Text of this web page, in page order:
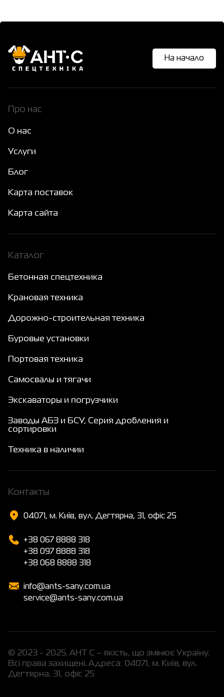
На начало
© 2023 - 2025. АНТ С – якість, що змінює Україну.
Всі права захищені. Адреса: 04071, м. Київ, вул.
Дегтярна, 31, офіс 25
Про нас
О нас
Услуги
Блог
Карта поставок
Карта сайта
Каталог
Бетонная спецтехника
Крановая техника
Дорожно-строительная техника
Буровые установки
Портовая техника
Самосвалы и тягачи
Экскаваторы и погрузчики
Заводы АБЗ и БСУ, Серия дробления и
сортировки
Техника в наличии
Контакты
04071, м. Київ, вул. Дегтярна, 31, офіс 25
+38 067 8888 318
+38 097 8888 318
+38 068 8888 318
info@ants-sany.com.ua
service@ants-sany.com.ua